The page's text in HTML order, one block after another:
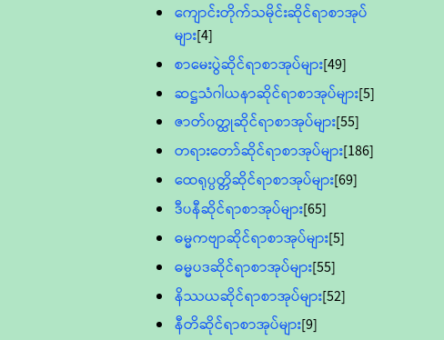
ကျောင်းတိုက်သမိုင်းဆိုင်ရာစာအုပ်
များ[4]
စာမေးပွဲဆိုင်ရာစာအုပ်များ[49]
ဆဋ္ဌသံဂါယနာဆိုင်ရာစာအုပ်များ[5]
ဇာတ်၀တ္ထုဆိုင်ရာစာအုပ်များ[55]
တရားတော်ဆိုင်ရာစာအုပ်များ[186]
ထေရုပ္ပတ္တိဆိုင်ရာစာအုပ်များ[69]
ဒီပနီဆိုင်ရာစာအုပ်များ[65]
ဓမ္မကဗျာဆိုင်ရာစာအုပ်များ[5]
ဓမ္မပဒဆိုင်ရာစာအုပ်များ[55]
နိဿယဆိုင်ရာစာအုပ်များ[52]
နီတိဆိုင်ရာစာအုပ်များ[9]